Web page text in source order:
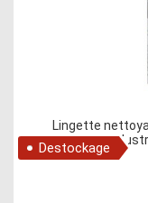
Lingette
Destockage